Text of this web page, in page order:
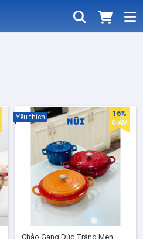
Chảo Gang Đúc Tráng Men
Yêu thích 16%
GIẢM